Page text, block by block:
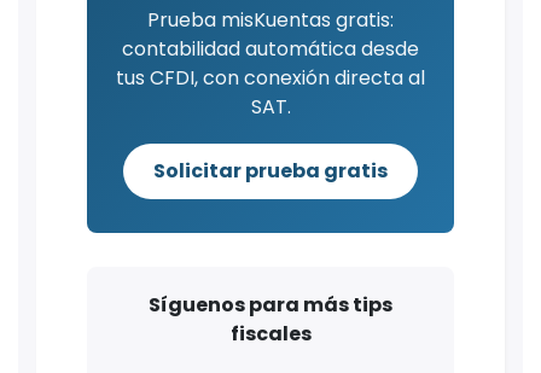
Prueba misKuentas gratis:
contabilidad automática desde
tus CFDI, con conexión directa al
SAT.
Solicitar prueba gratis
Síguenos para más tips
fiscales